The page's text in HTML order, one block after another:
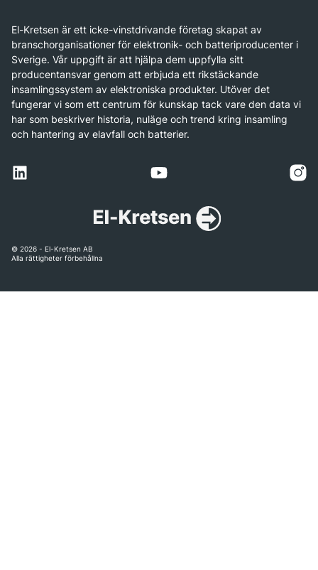
El-Kretsen är ett icke-vinstdrivande företag skapat av
branschorganisationer för elektronik- och batteriproducenter i
Sverige. Vår uppgift är att hjälpa dem uppfylla sitt
producentansvar genom att erbjuda ett rikstäckande
insamlingssystem av elektroniska produkter. Utöver det
fungerar vi som ett centrum för kunskap tack vare den data vi
har som beskriver historia, nuläge och trend kring insamling
och hantering av elavfall och batterier.
© 2026 - El-Kretsen AB
Alla rättigheter förbehållna